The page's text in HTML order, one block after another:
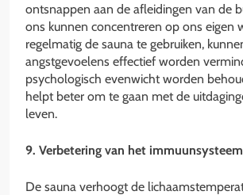
ontsnappen aan de afleidingen van de
ons kunnen concentreren op ons eigen
regelmatig de sauna te gebruiken,
angstgevoelens effectief worden
psychologisch evenwicht worden
helpt beter om te gaan met de
leven.
9. Verbetering van het immuunsysteem
De sauna verhoogt de